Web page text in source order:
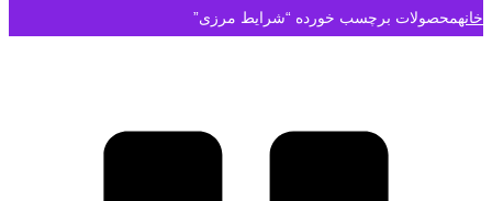
خانهمحصولات برچسب خورده “شرایط مرزی”